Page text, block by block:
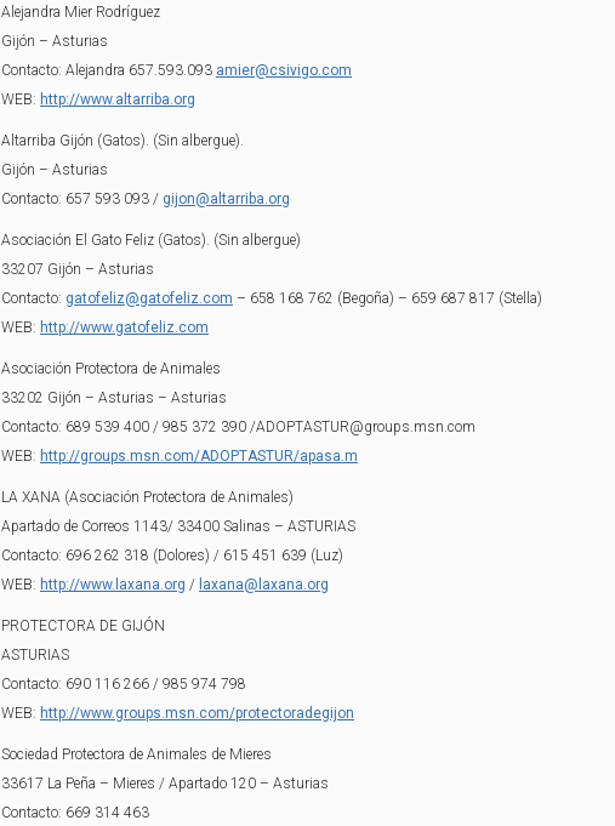
Alejandra Mier Rodríguez
Gijón – Asturias
Contacto: Alejandra 657.593.093 amier@csivigo.com
WEB: http://www.altarriba.org
Altarriba Gijón (Gatos). (Sin albergue).
Gijón – Asturias
Contacto: 657 593 093 / gijon@altarriba.org
Asociación El Gato Feliz (Gatos). (Sin albergue)
33207 Gijón – Asturias
Contacto: gatofeliz@gatofeliz.com – 658 168 762 (Begoña) – 659 687 817 (Stella)
WEB: http://www.gatofeliz.com
Asociación Protectora de Animales
33202 Gijón – Asturias – Asturias
Contacto: 689 539 400 / 985 372 390 /ADOPTASTUR@groups.msn.com
WEB: http://groups.msn.com/ADOPTASTUR/apasa.m
LA XANA (Asociación Protectora de Animales)
Apartado de Correos 1143/ 33400 Salinas – ASTURIAS
Contacto: 696 262 318 (Dolores) / 615 451 639 (Luz)
WEB: http://www.laxana.org / laxana@laxana.org
PROTECTORA DE GIJÓN
ASTURIAS
Contacto: 690 116 266 / 985 974 798
WEB: http://www.groups.msn.com/protectoradegijon
Sociedad Protectora de Animales de Mieres
33617 La Peña – Mieres / Apartado 120 – Asturias
Contacto: 669 314 463